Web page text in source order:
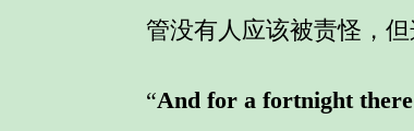
管没有人应该被责怪，
“And for a fortnight